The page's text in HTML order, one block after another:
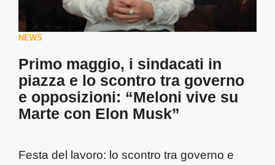
NEWS
Primo maggio, i sindacati in
piazza e lo scontro tra governo
e opposizioni: “Meloni vive su
Marte con Elon Musk”
Festa del lavoro: lo scontro tra governo e